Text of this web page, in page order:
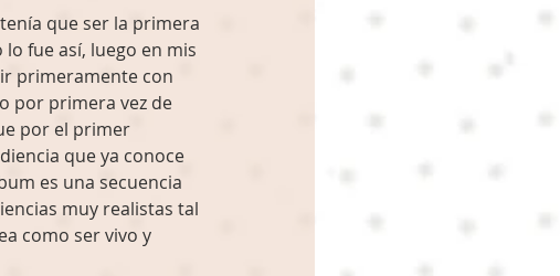
que ser la primera
fue así, luego en mis
primeramente con
por primera vez de
por el primer
que ya conoce
es una secuencia
muy realistas tal
como ser vivo y